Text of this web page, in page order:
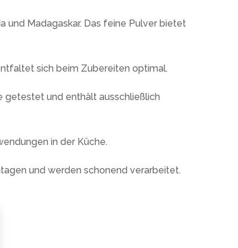
und Madagaskar. Das feine Pulver bietet
sich beim Zubereiten optimal.
getestet und enthält ausschließlich
in der Küche.
und werden schonend verarbeitet.